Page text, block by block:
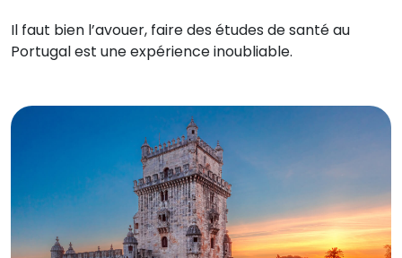
Il faut bien l’avouer, faire des études de santé au
Portugal est une expérience inoubliable.